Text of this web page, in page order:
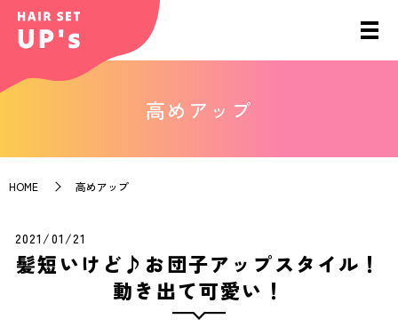
高めアップ
HOME 高めアップ
2021/01/21
髪短いけど♪お団子アップスタイル！
動き出て可愛い！